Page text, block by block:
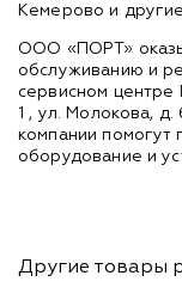
Кемерово и
ООО «ПОРТ»
обслуживанию и
сервисном
1 , ул. Молокова, д.
компании помогут
оборудование и
Другие товары